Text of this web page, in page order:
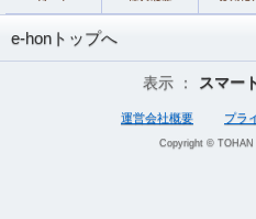
e-honトップへ
表示 ： スマー
運営会社概要 プラ
Copyright © TOHAN